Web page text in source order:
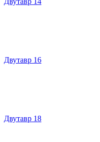
Двутавр 16
Двутавр 18